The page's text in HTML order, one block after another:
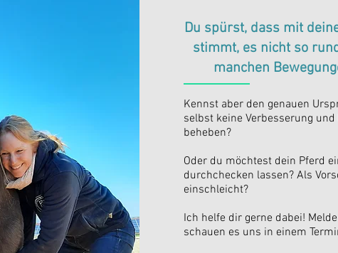
Du spürst, dass mit
stimmt, es nicht so
manchen
Kennst aber den genauen
selbst keine Verbesserung
beheben?
Oder du möchtest dein Pferd
durchchecken lassen? Als
einschleicht?
Ich helfe dir gerne dabei!
schauen es uns in einem